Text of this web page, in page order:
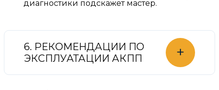
диагностики подскажет мастер.
6. РЕКОМЕНДАЦИИ ПО
ЭКСПЛУАТАЦИИ АКПП
+